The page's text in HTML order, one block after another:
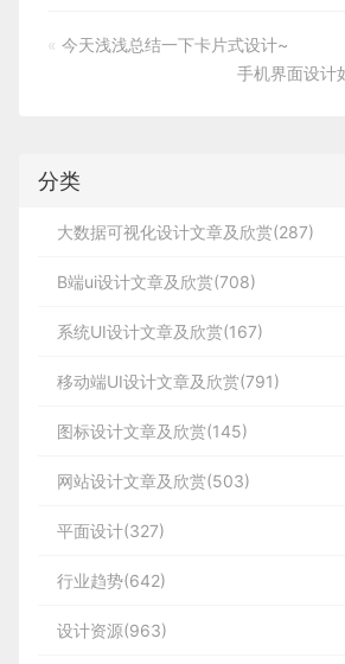
« 今天浅浅总结一下卡片式设计~
手机界面设计
分类
大数据可视化设计文章及欣赏(287)
B端ui设计文章及欣赏(708)
系统UI设计文章及欣赏(167)
移动端UI设计文章及欣赏(791)
图标设计文章及欣赏(145)
网站设计文章及欣赏(503)
平面设计(327)
行业趋势(642)
设计资源(963)